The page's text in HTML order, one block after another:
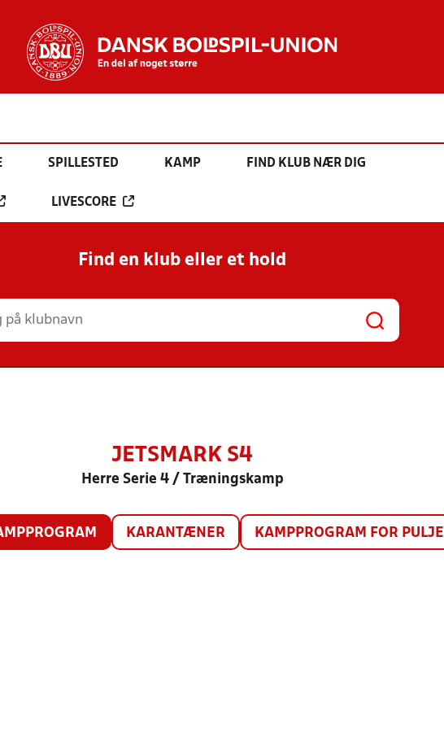
SPILLESTED KAMP FIND KLUB NÆR DIG
LIVESCORE
Find en klub eller et hold
JETSMARK S4
Herre Serie 4 / Træningskamp
KARANTÆNER KAMPPROGRAM FOR PULJE